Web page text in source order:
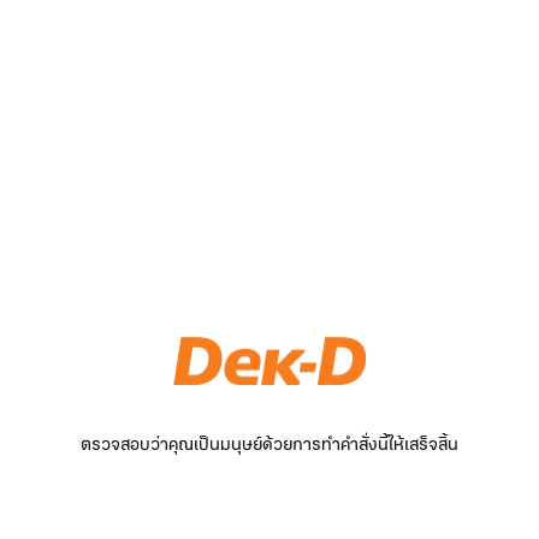
ตรวจสอบว่าคุณเป็นมนุษย์ด้วยการทำคำสั่งนี้ให้เสร็จสิ้น